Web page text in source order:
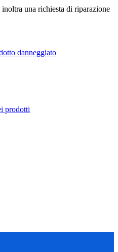
una richiesta di riparazione
danneggiato
prodotti